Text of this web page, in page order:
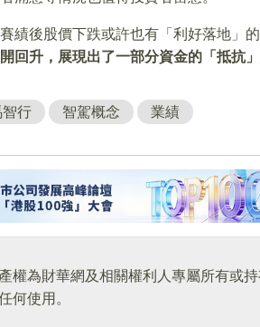
績後股價下跌或許也有「利好落地」
回升，展現出了一部分資金的「抵抗」
行 智駕概念 業績
權為財華網及相關權利人專屬所有或
何使用。